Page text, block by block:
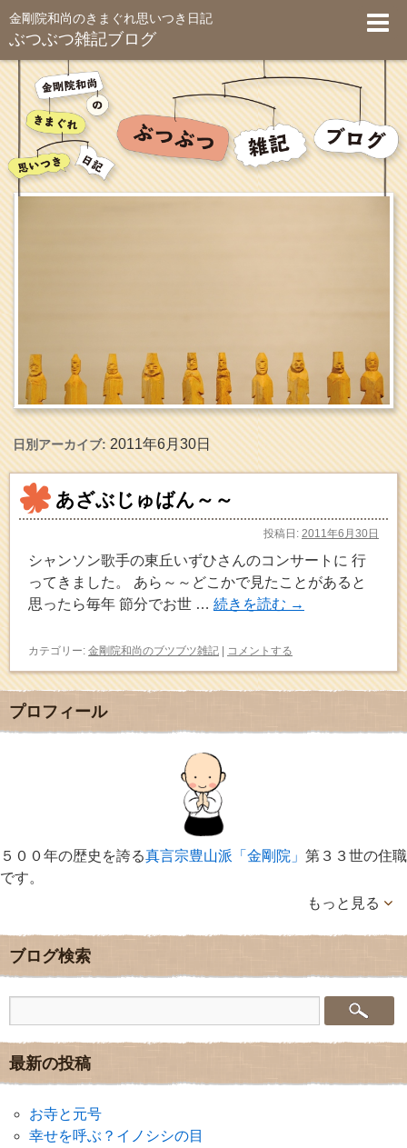
金剛院和尚のきまぐれ思いつき日記
ぶつぶつ雑記ブログ
日別アーカイブ:2011年6月30日
あざぶじゅばん～～
投稿日: 2011年6月30日
シャンソン歌手の東丘いずひさんのコンサートに 行
ってきました。 あら～～どこかで見たことがあると
思ったら毎年 節分でお世 … 続きを読む →
カテゴリー: 金剛院和尚のブツブツ雑記 | コメントする
プロフィール
５００年の歴史を誇る真言宗豊山派「金剛院」 第３３世の住職
です。
もっと見る
ブログ検索
最新の投稿
お寺と元号
幸せを呼ぶ？イノシシの目